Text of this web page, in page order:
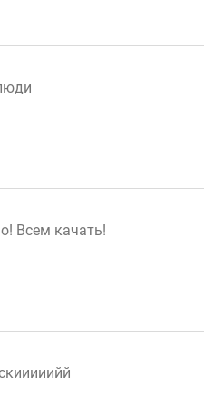
Всем качать!